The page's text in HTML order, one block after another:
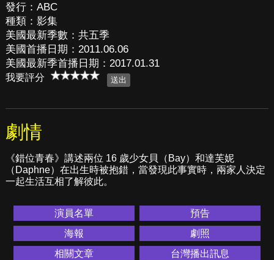
發行：ABC
種類：影集
美國最新季數：共五季
美國首播日期：2011.06.06
美國最新季首播日期：2017.01.31
我要評分
劇情
《錯位青春》講述兩位 16 歲少女貝（Bay）和達芙妮
（Daphne）在出生時被抱錯，當發現此事實時，兩家人決定
一起生活互相了解彼此。
演員名單
預告
海報
劇照
相關文章
台灣播出訊息